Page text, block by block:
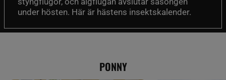
under hösten. Här är hästens insektskalender.
PONNY